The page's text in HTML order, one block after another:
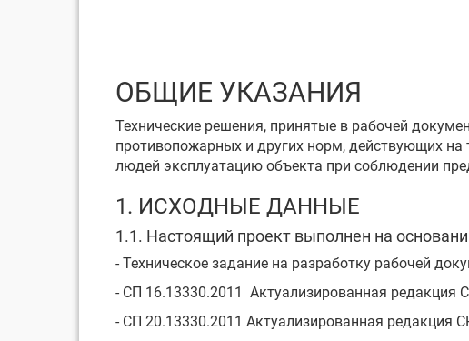
ОБЩИЕ УКАЗАНИЯ
Технические решения, принятые в рабочей
противопожарных и других норм, действующих
людей эксплуатацию объекта при соблюдении
1. ИСХОДНЫЕ ДАННЫЕ
1.1. Настоящий проект выполнен на
- Техническое задание на разработку рабочей
- СП 16.13330.2011 Актуализированная редакция
- СП 20.13330.2011 Актуализированная редакция